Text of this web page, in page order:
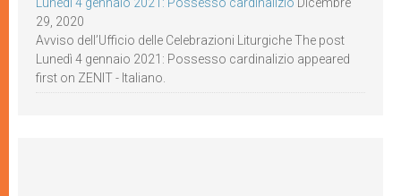
29, 2020
Avviso dell’Ufficio delle Celebrazioni Liturgiche The post
Lunedì 4 gennaio 2021: Possesso cardinalizio appeared
first on ZENIT - Italiano.